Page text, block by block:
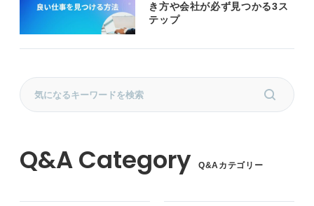
き方や会社が必ず見つかる3ス
テップ
Q&Aカテゴリー